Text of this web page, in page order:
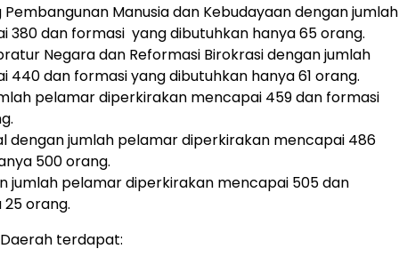
Manusia dan Kebudayaan dengan jumlah
dan formasi yang dibutuhkan hanya 65 orang.
Negara dan Reformasi Birokrasi dengan jumlah
dan formasi yang dibutuhkan hanya 61 orang.
pelamar diperkirakan mencapai 459 dan formasi
dengan jumlah pelamar diperkirakan mencapai 486
500 orang.
jumlah pelamar diperkirakan mencapai 505 dan
orang.
terdapat: